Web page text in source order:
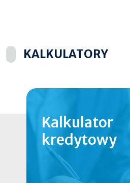
KALKULATORY
Kalkulator
kredytowy